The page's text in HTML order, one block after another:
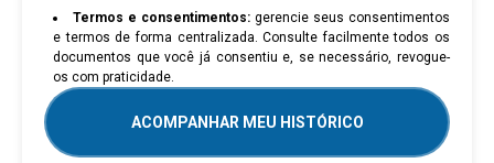
Termos e consentimentos: gerencie seus consentimentos
e termos de forma centralizada. Consulte facilmente todos os
documentos que você já consentiu e, se necessário, revogue-
os com praticidade.
ACOMPANHAR MEU HISTÓRICO